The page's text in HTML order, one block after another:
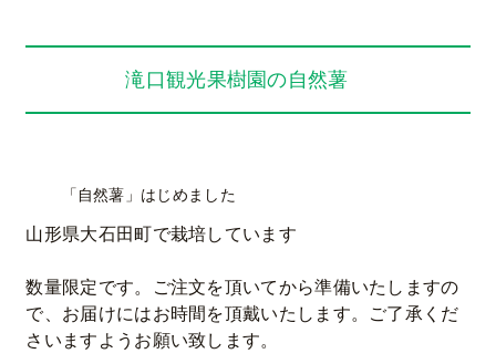
滝口観光果樹園の自然薯
「自然薯」はじめました
山形県大石田町で栽培しています
数量限定です。ご注文を頂いてから準備いたしますの
で、お届けにはお時間を頂戴いたします。ご了承くだ
さいますようお願い致します。